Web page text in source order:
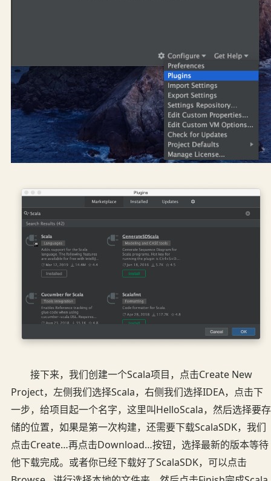
接下来，我们创建一个Scala项目，点击Create New
Project，左侧我们选择Scala，右侧我们选择IDEA，点击下
一步，给项目起一个名字，这里叫HelloScala，然后选择要存
储的位置，如果是第一次构建，还需要下载ScalaSDK，我们
点击Create…再点击Download…按钮，选择最新的版本等待
他下载完成。或者你已经下载好了ScalaSDK，可以点击